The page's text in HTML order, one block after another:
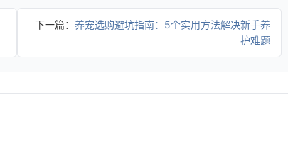
下一篇： 养宠选购避坑指南：5个实用方法解决新手养
护难题